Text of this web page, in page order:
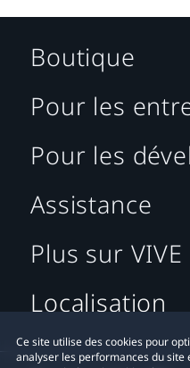
Ce site utilise des cookies pour
analyser les performances du
Boutique
Pour les
Pour les
Assistance
Plus sur VIVE
Localisation